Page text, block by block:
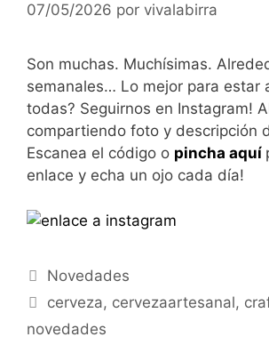
07/05/2026 por vivalabirra
Son muchas. Muchísimas.
semanales… Lo mejor para estar
todas? Seguirnos en Instagram!
compartiendo foto y descripción
Escanea el código o pincha aquí
enlace y echa un ojo cada día!
Categorías
Novedades
Etiquetas
cerveza, cervezaartesanal,
novedades